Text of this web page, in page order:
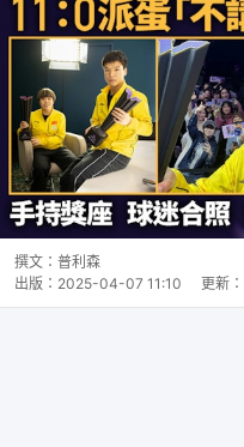
撰文： 普利森
出版： 2025-04-07 11:10 更新：